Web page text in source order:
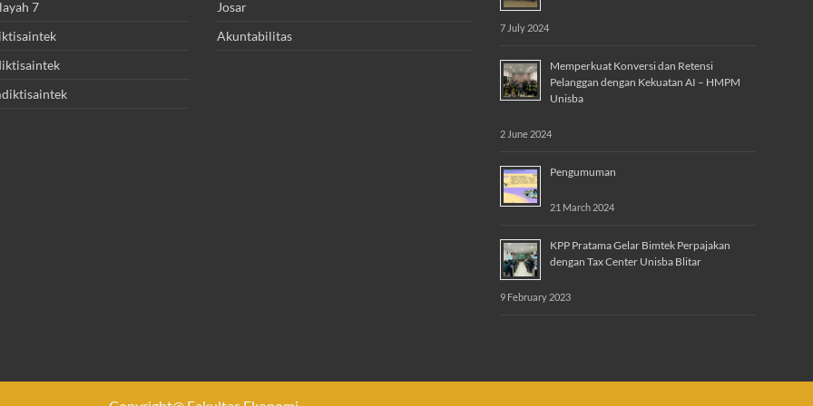
7
Josar
Akuntabilitas
7 July 2024
Memperkuat Konversi dan Retensi
Pelanggan dengan Kekuatan AI – HMPM
Unisba
2 June 2024
Pengumuman
21 March 2024
KPP Pratama Gelar Bimtek Perpajakan
dengan Tax Center Unisba Blitar
9 February 2023